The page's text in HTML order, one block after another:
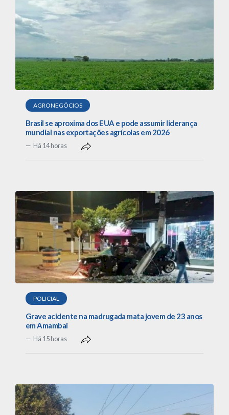
AGRONEGÓCIOS
Brasil se aproxima dos EUA e pode assumir liderança
mundial nas exportações agrícolas em 2026
Há 14 horas
POLICIAL
Grave acidente na madrugada mata jovem de 23 anos
em Amambai
Há 15 horas